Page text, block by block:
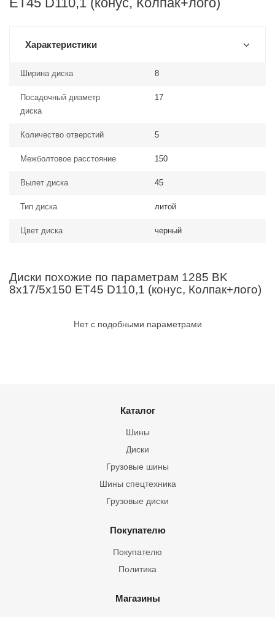
Характеристики
Ширина диска 8
Посадочный диаметр
диска
17
Количество отверстий 5
Межболтовое расстояние 150
Вылет диска 45
Тип диска литой
Цвет диска черный
Диски похожие по параметрам 1285 BK
8x17/5x150 ET45 D110,1 (конус, Колпак+лого)
Нет с подобными параметрами
Каталог
Шины
Грузовые шины
Шины спецтехника
Диски
Грузовые диски
Покупателю
Покупателю
Политика
Магазины